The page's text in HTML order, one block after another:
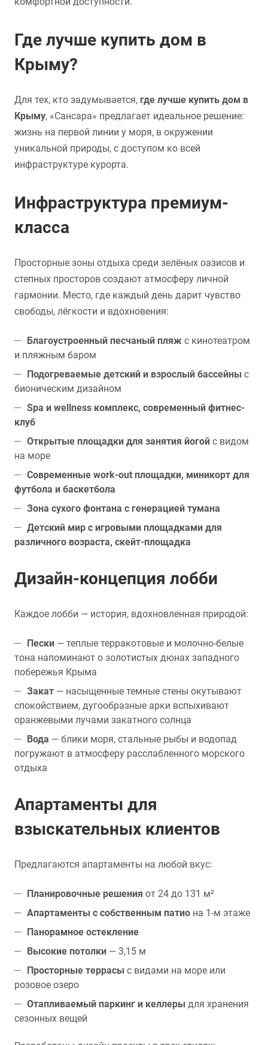
Где лучше купить дом в
Крыму?
Для тех, кто задумывается, где лучше купить дом в
Крыму, «Сансара» предлагает идеальное решение:
жизнь на первой линии у моря, в окружении
уникальной природы, с доступом ко всей
инфраструктуре курорта.
Инфраструктура премиум-
класса
Просторные зоны отдыха среди зелёных оазисов и
степных просторов создают атмосферу личной
гармонии. Место, где каждый день дарит чувство
свободы, лёгкости и вдохновения:
Благоустроенный песчаный пляж с кинотеатром
и пляжным баром
Подогреваемые детский и взрослый бассейны с
бионическим дизайном
Spa и wellness комплекс, современный фитнес-
клуб
Открытые площадки для занятия йогой с видом
на море
Современные work-out площадки, миникорт для
футбола и баскетбола
Зона сухого фонтана с генерацией тумана
Детский мир с игровыми площадками для
различного возраста, скейт-площадка
Дизайн-концепция лобби
Каждое лобби — история, вдохновленная природой:
Пески — теплые терракотовые и молочно-белые
тона напоминают о золотистых дюнах западного
побережья Крыма
Закат — насыщенные темные стены окутывают
спокойствием, дугообразные арки вспыхивают
оранжевыми лучами закатного солнца
Вода — блики моря, стальные рыбы и водопад
погружают в атмосферу расслабленного морского
отдыха
Апартаменты для
взыскательных клиентов
Предлагаются апартаменты на любой вкус:
Планировочные решения от 24 до 131 м²
Апартаменты с собственным патио на 1-м этаже
Панорамное остекление
Высокие потолки — 3,15 м
Просторные террасы с видами на море или
розовое озеро
Отапливаемый паркинг и келлеры для хранения
сезонных вещей